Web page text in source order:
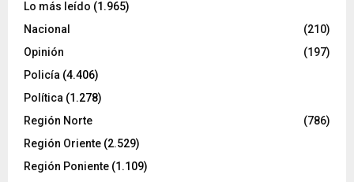
Lo más leído (1.965)
Nacional
(210)
Opinión
(197)
Policía (4.406)
Política (1.278)
Región Norte
(786)
Región Oriente (2.529)
Región Poniente (1.109)